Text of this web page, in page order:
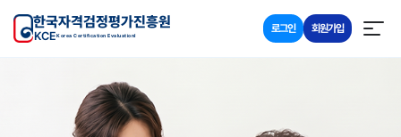
한국자격검정평가진흥원
KCEKorea Certification Evaluationl
로그인 회원가입